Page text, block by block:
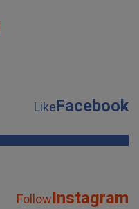
LikeFacebook
FollowInstagram